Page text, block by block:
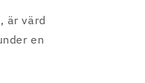
är värd
en